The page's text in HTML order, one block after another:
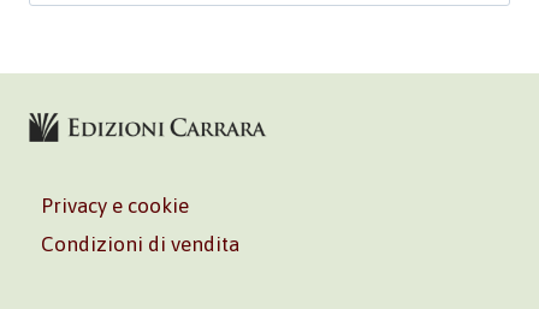
Privacy e cookie
Condizioni di vendita